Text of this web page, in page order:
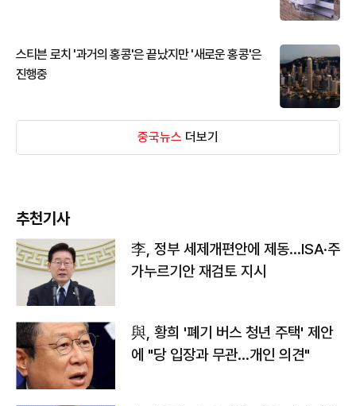
스티븐 로치 '과거의 홍콩'은 끝났지만 '새로운 홍콩'은
진행중
중국뉴스 더보기
추천기사
李, 정부 세제개편안에 제동…ISA·주
가누르기안 재검토 지시
與, 황희 '폐기 버스 청년 주택' 제안
에 "당 입장과 무관…개인 의견"